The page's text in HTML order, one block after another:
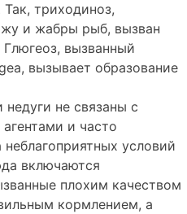
триходиноз,
и жабры рыб, вызван
вызванный
вызывает образование
не связаны с
и часто
условий
включаются
плохим качеством
кормлением, а